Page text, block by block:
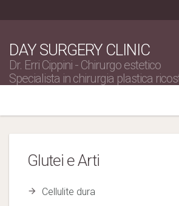
DAY SURGERY CLINIC
Dr. Erri Cippini - Chirurgo estetico
Specialista in chirurgia plastica
Glutei e Arti
Cellulite dura